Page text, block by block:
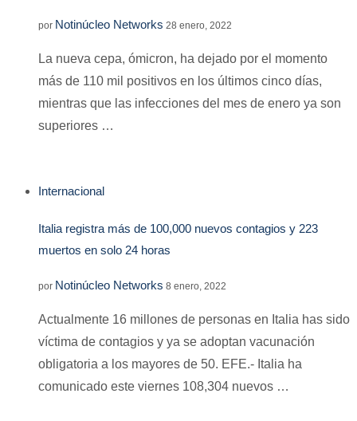
por Notinúcleo Networks 28 enero, 2022
La nueva cepa, ómicron, ha dejado por el momento
más de 110 mil positivos en los últimos cinco días,
mientras que las infecciones del mes de enero ya son
superiores …
Internacional
Italia registra más de 100,000 nuevos contagios y 223
muertos en solo 24 horas
por Notinúcleo Networks 8 enero, 2022
Actualmente 16 millones de personas en Italia has sido
víctima de contagios y ya se adoptan vacunación
obligatoria a los mayores de 50. EFE.- Italia ha
comunicado este viernes 108,304 nuevos …